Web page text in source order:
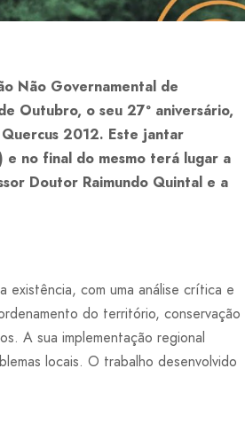
Não Governamental de
Outubro, o seu 27º aniversário,
2012. Este jantar
e no final do mesmo terá lugar a
Doutor Raimundo Quintal e a
com uma análise crítica e
do território, conservação
A sua implementação regional
locais. O trabalho desenvolvido